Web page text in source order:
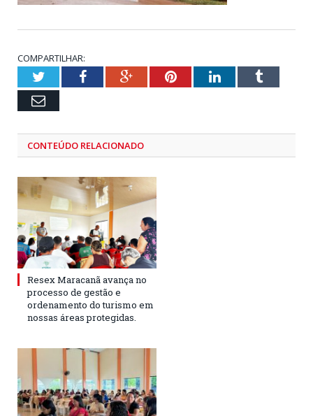
COMPARTILHAR:
TwitterFacebookGoogle+PinterestLinkedInTumblr
Email
CONTEÚDO RELACIONADO
Resex Maracanã avança no
processo de gestão e
ordenamento do turismo em
nossas áreas protegidas.